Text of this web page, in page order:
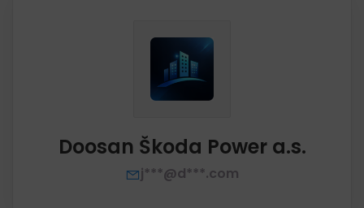
Doosan Škoda Power a.s.
j***@d***.com